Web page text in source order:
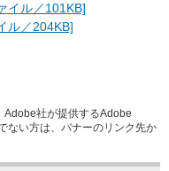
イル／101KB]
ル／204KB]
Adobe社が提供するAdobe
ない方は、バナーのリンク先か